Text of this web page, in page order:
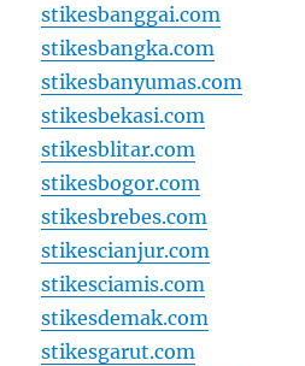
stikesbanggai.com
stikesbangka.com
stikesbanyumas.com
stikesbekasi.com
stikesblitar.com
stikesbogor.com
stikesbrebes.com
stikescianjur.com
stikesciamis.com
stikesdemak.com
stikesgarut.com